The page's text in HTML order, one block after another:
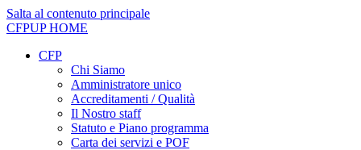
Salta al contenuto principale
CFPUPHOME
CFP
Chi Siamo
Amministratore unico
Accreditamenti / Qualità
Il Nostro staff
Statuto e Piano programma
Carta dei servizi e POF